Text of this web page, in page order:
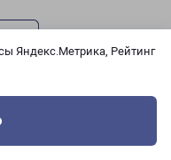
Яндекс.Метрика, Рейтинг